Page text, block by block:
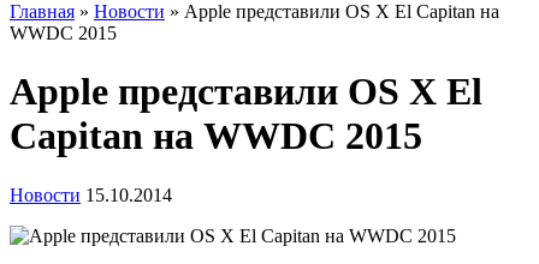
Главная » Новости » Apple представили OS X El Capitan на
WWDC 2015
Apple представили OS X El
Capitan на WWDC 2015
Новости 15.10.2014